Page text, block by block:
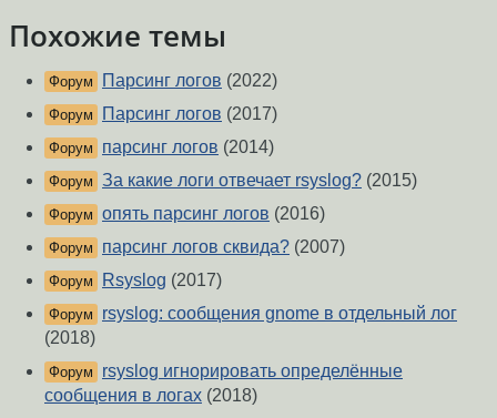
Похожие темы
Форум Парсинг логов (2022)
Форум Парсинг логов (2017)
Форум парсинг логов (2014)
Форум За какие логи отвечает rsyslog? (2015)
Форум опять парсинг логов (2016)
Форум парсинг логов сквида? (2007)
Форум Rsyslog (2017)
Форум
rsyslog: cooбщения gnome в отдельный лог
(2018)
Форум
rsyslog игнорировать определённые
сообщения в логах (2018)